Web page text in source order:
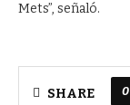
Mets”, señaló.
SHARE 0